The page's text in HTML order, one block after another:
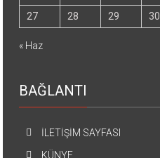
27
28 29 30
« Haz
BAĞLANTI
İLETİŞİM SAYFASI
KÜNYE